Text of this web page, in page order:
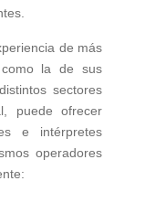
de más
la de sus
sectores
puede ofrecer
e intérpretes
operadores